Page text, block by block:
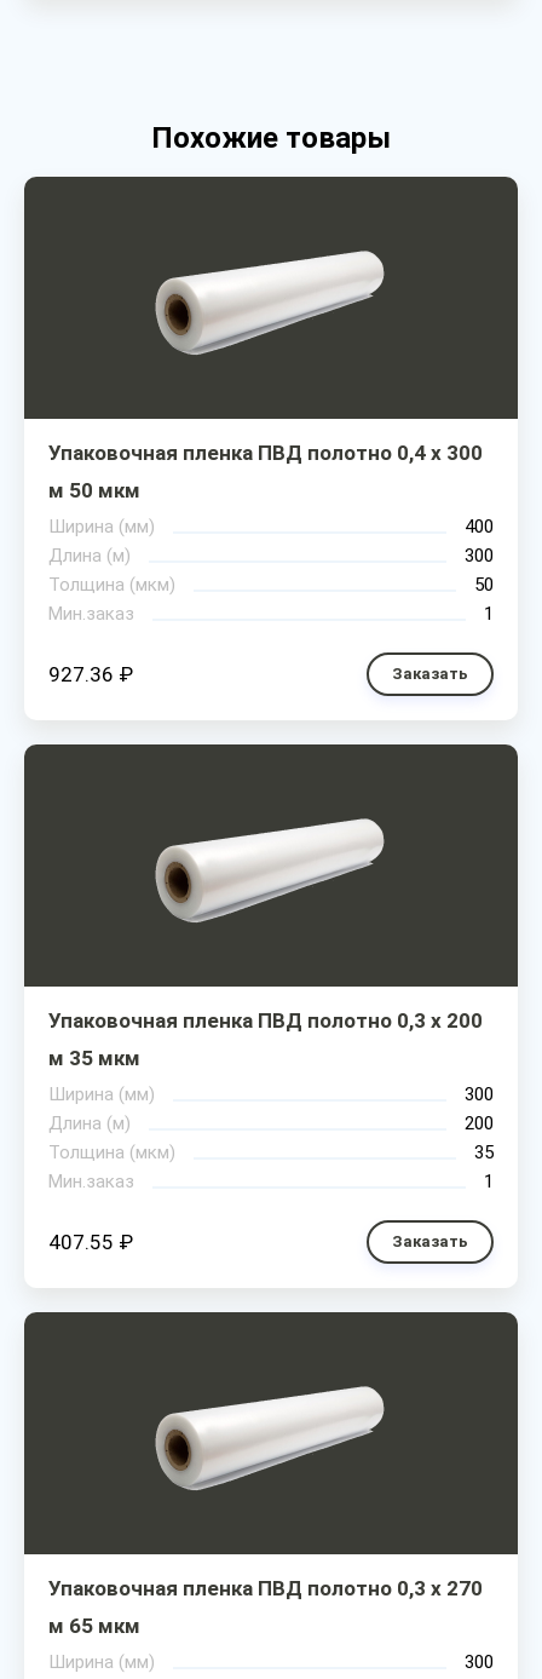
Похожие товары
Упаковочная пленка ПВД полотно 0,4 х 300
м 50 мкм
Ширина (мм)
400
Длина (м)
300
Толщина (мкм)
50
Мин.заказ
1
927.36 ₽ Заказать
Упаковочная пленка ПВД полотно 0,3 х 200
м 35 мкм
Ширина (мм)
300
Длина (м)
200
Толщина (мкм)
35
Мин.заказ
1
407.55 ₽ Заказать
Упаковочная пленка ПВД полотно 0,3 х 270
м 65 мкм
Ширина (мм)
300